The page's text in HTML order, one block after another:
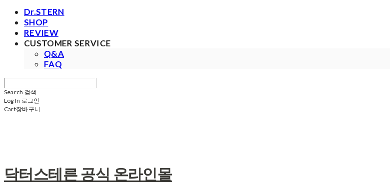
Dr.STERN
SHOP
REVIEW
CUSTOMER SERVICE
Q&A
FAQ
Search 검색
Log In 로그인
Cart장바구니
닥터스테른 공식 온라인몰